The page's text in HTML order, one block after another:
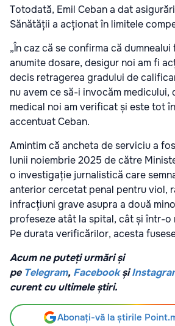
Totodată, Emil Ceban a dat
Sănătății a acționat în limitele
„În caz că se confirma că
anumite dosare, desigur noi am fi
decis retragerea gradului de
nu avem ce să-i invocăm
medical noi am verificat și este tot
accentuat Ceban.
Amintim că ancheta de serviciu a
lunii noiembrie 2025 de către
o investigație jurnalistică care
anterior cercetat penal pentru viol,
infracțiuni grave asupra a două
profeseze atât la spital, cât și într-
Pe durata verificărilor, acesta
Acum ne puteți urmări și
pe Telegram, Facebook și
curent cu ultimele știri.
Abonați-vă la știrile